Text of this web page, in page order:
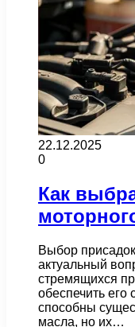
22.12.2025
0
Как
Выбор
актуальный
стремящихся
обеспечить его
способны
масла, но их…